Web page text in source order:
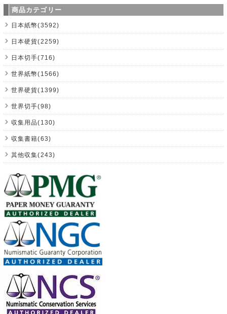
商品カテゴリー
日本紙幣(3592)
日本硬貨(2259)
日本切手(716)
世界紙幣(1566)
世界硬貨(1399)
世界切手(98)
収集用品(130)
収集書籍(63)
其他収集(243)